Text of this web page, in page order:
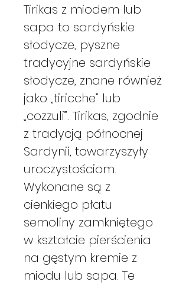
Tirikas z miodem lub
sapa to sardyńskie
słodycze, pyszne
tradycyjne sardyńskie
słodycze, znane również
jako „tiricche” lub
„cozzuli”. Tirikas, zgodnie
z tradycją północnej
Sardynii, towarzyszyły
uroczystościom.
Wykonane są z
cienkiego płatu
semoliny zamkniętego
w kształcie pierścienia
na gęstym kremie z
miodu lub sapa. Te